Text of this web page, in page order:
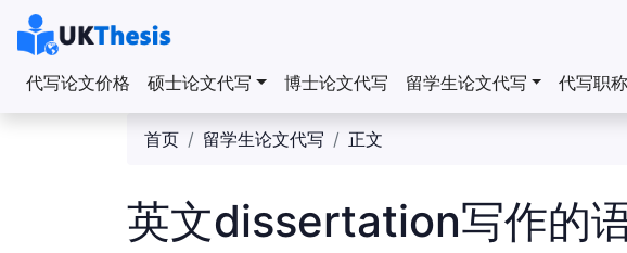
代写论文价格 硕士论文代写 博士论文代写 留学生论文代写 代写职
首页 留学生论文代写 正文
英文dissertation写作的